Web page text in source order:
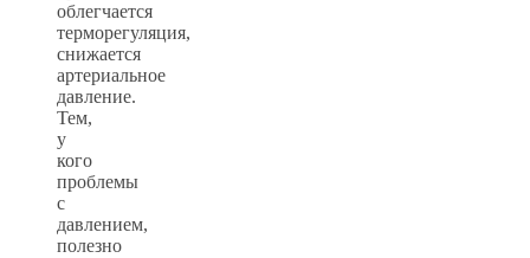
облегчается
терморегуляция,
снижается
артериальное
давление.
Тем,
у
кого
проблемы
с
давлением,
полезно